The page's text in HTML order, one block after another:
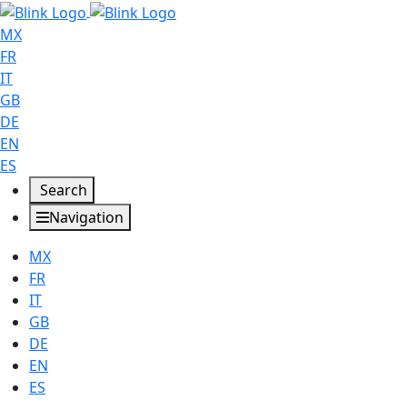
MX
FR
IT
GB
DE
EN
ES
Search
Navigation
MX
FR
IT
GB
DE
EN
ES